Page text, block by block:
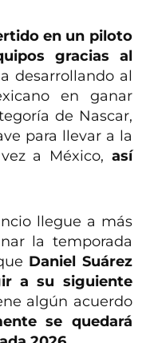
en un piloto
gracias al
desarrollando al
en ganar
de Nascar,
para llevar a la
a México, así
llegue a más
la temporada
Daniel Suárez
a su siguiente
algún acuerdo
se quedará